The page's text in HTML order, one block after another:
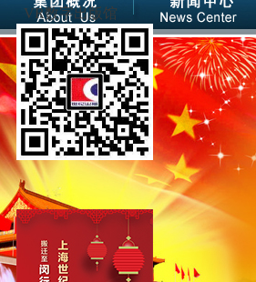
VR数字出版馆